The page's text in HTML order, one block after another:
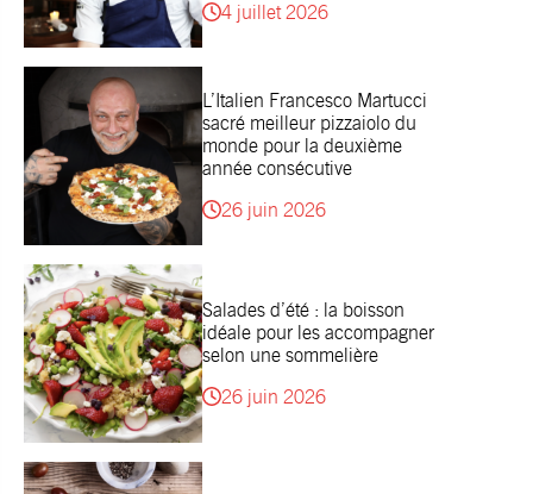
4 juillet 2026
L’Italien Francesco Martucci
sacré meilleur pizzaiolo du
monde pour la deuxième
année consécutive
26 juin 2026
Salades d’été : la boisson
idéale pour les accompagner
selon une sommelière
26 juin 2026